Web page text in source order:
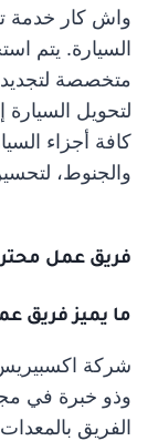
واش كار خدمة
السيارة. يتم
متخصصة لتجديد
لتحويل
كافة أجزاء
والجنوط،
فريق عمل
ما يميز فريق
شركة
وذو خبرة في
الفريق